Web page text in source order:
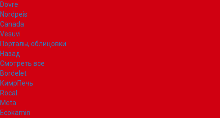
Dovre
Nordpeis
Canada
Vesuvi
Порталы, облицовки
Назад
Смотреть все
Bordelet
КимрПечь
Rocal
Meta
Ecokamin